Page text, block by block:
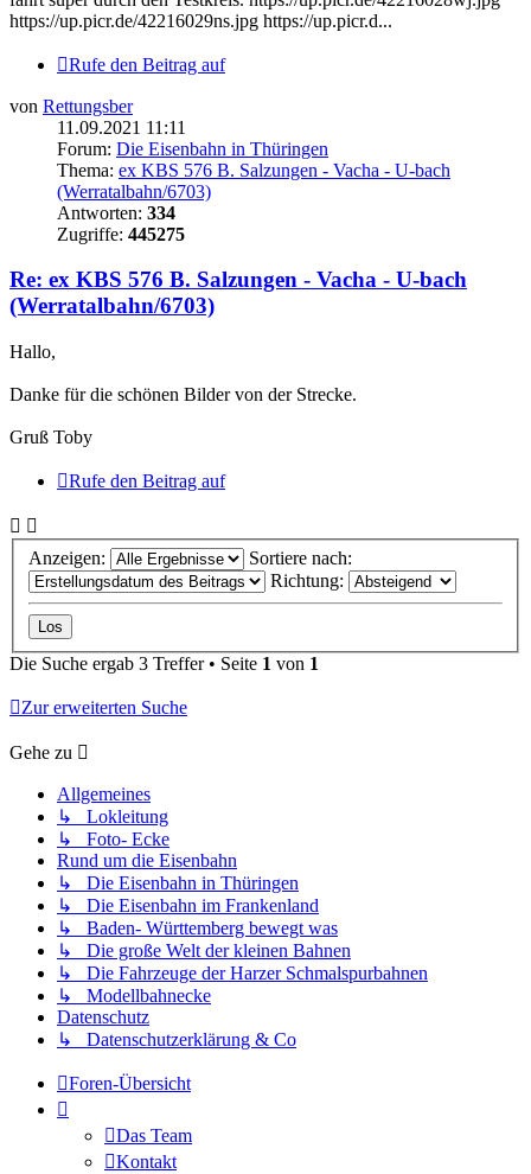
https://up.picr.de/42216029ns.jpg https://up.picr.d...
Rufe den Beitrag auf
von Rettungsber
11.09.2021 11:11
Forum: Die Eisenbahn in Thüringen
Thema: ex KBS 576 B. Salzungen - Vacha - U-bach
(Werratalbahn/6703)
Antworten: 334
Zugriffe: 445275
Re: ex KBS 576 B. Salzungen - Vacha - U-bach
(Werratalbahn/6703)
Hallo,
Danke für die schönen Bilder von der Strecke.
Gruß Toby
Rufe den Beitrag auf
Anzeigen:
Sortiere nach:
Richtung:
Die Suche ergab 3 Treffer • Seite 1 von 1
Zur erweiterten Suche
Gehe zu
Allgemeines
↳ Lokleitung
↳ Foto- Ecke
Rund um die Eisenbahn
↳ Die Eisenbahn in Thüringen
↳ Die Eisenbahn im Frankenland
↳ Baden- Württemberg bewegt was
↳ Die große Welt der kleinen Bahnen
↳ Die Fahrzeuge der Harzer Schmalspurbahnen
↳ Modellbahnecke
Datenschutz
↳ Datenschutzerklärung & Co
Foren-Übersicht
Das Team
Kontakt